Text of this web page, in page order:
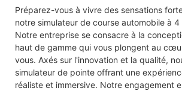
Préparez-vous à vivre des sensations
notre simulateur de course automobile à
Notre entreprise se consacre à la
haut de gamme qui vous plongent au
vous. Axés sur l'innovation et la qualité,
simulateur de pointe offrant une
réaliste et immersive. Notre engagement